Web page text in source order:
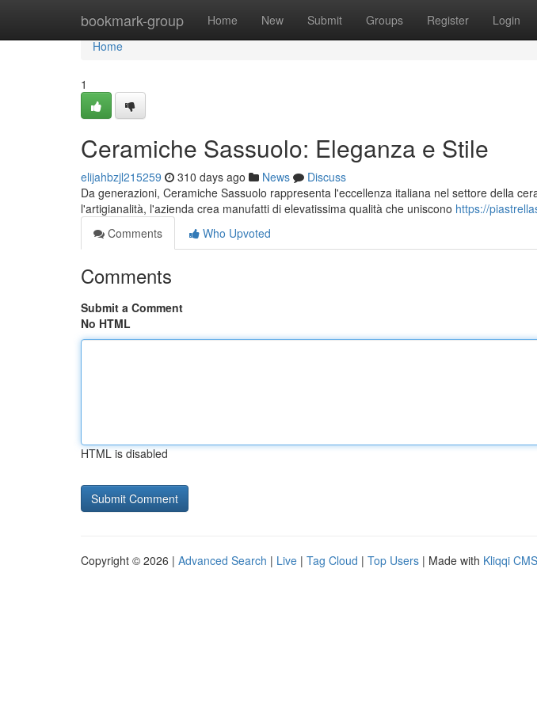
bookmark-group Home New Submit Groups Register Login
Home
Home
1
Ceramiche Sassuolo: Eleganza e Stile
elijahbzjl215259 310 days ago News
Discuss
Da generazioni, Ceramiche Sassuolo rappresenta l'eccellenza italiana nel settore della
l'artigianalità, l'azienda crea manufatti di elevatissima qualità che uniscono https://
Comments
Who Upvoted
Comments
Submit a Comment
No HTML
HTML is disabled
Copyright © 2026 | Advanced Search | Live | Tag Cloud | Top Users | Made with Kliqqi CMS